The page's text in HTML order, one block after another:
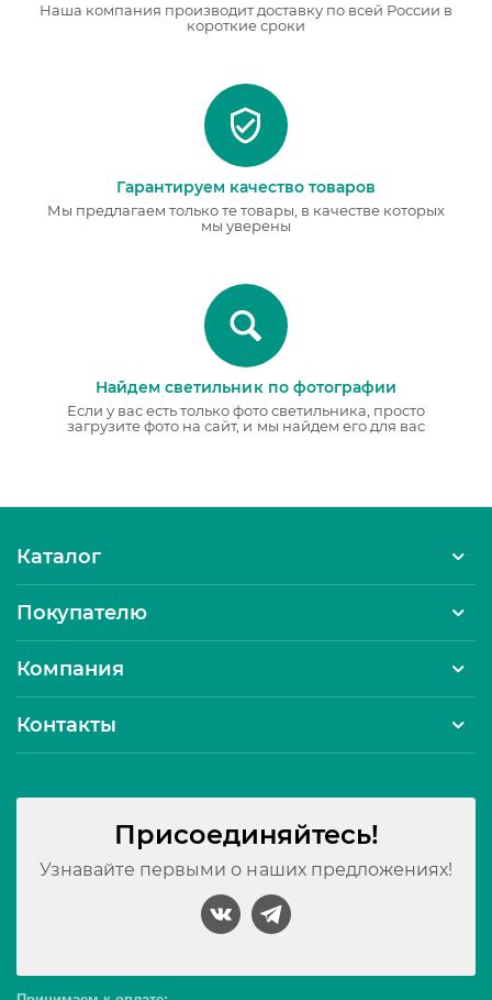
Наша компания производит доставку по всей России в
короткие сроки
Гарантируем качество товаров
Мы предлагаем только те товары, в качестве которых
мы уверены
Найдем светильник по фотографии
Если у вас есть только фото светильника, просто
загрузите фото на сайт, и мы найдем его для вас
Каталог
Покупателю
Компания
Контакты
Присоединяйтесь!
Узнавайте первыми о наших предложениях!